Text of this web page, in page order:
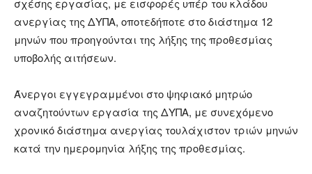
σχέσης εργασίας, με εισφορές υπέρ του κλάδου
ανεργίας της ΔΥΠΑ, οποτεδήποτε στο διάστημα 12
μηνών που προηγούνται της λήξης της προθεσμίας
υποβολής αιτήσεων.
Άνεργοι εγγεγραμμένοι στο ψηφιακό μητρώο
αναζητούντων εργασία της ΔΥΠΑ, με συνεχόμενο
χρονικό διάστημα ανεργίας τουλάχιστον τριών μηνών
κατά την ημερομηνία λήξης της προθεσμίας.